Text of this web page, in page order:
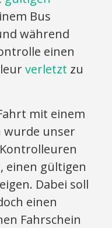
Bus
während
einen
verletzt zu
mit einem
wurde unser
einen gültigen
Dabei soll
einen
Fahrschein